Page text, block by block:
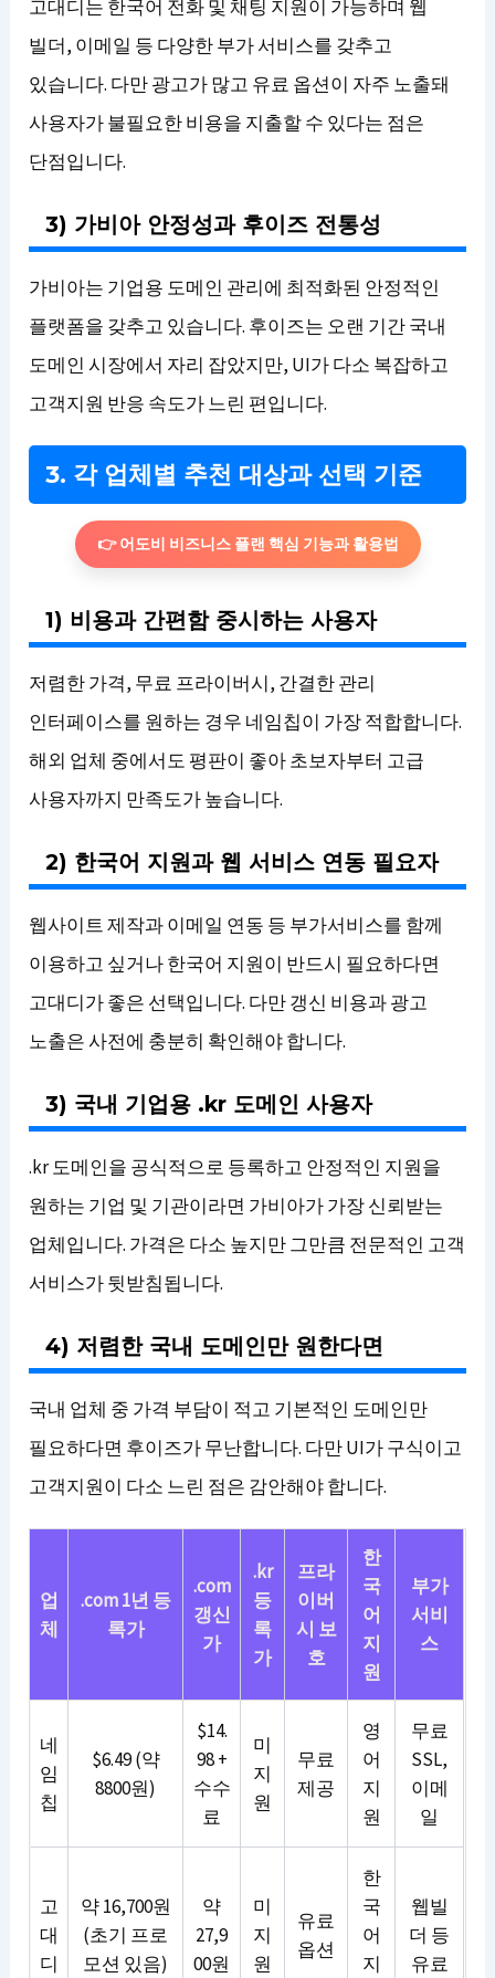
고대디는 한국어 전화 및 채팅 지원이 가능하며 웹
빌더, 이메일 등 다양한 부가 서비스를 갖추고
있습니다. 다만 광고가 많고 유료 옵션이 자주 노출돼
사용자가 불필요한 비용을 지출할 수 있다는 점은
단점입니다.
3) 가비아 안정성과 후이즈 전통성
가비아는 기업용 도메인 관리에 최적화된 안정적인
플랫폼을 갖추고 있습니다. 후이즈는 오랜 기간 국내
도메인 시장에서 자리 잡았지만, UI가 다소 복잡하고
고객지원 반응 속도가 느린 편입니다.
3. 각 업체별 추천 대상과 선택 기준
👉 어도비 비즈니스 플랜 핵심 기능과 활용법
1) 비용과 간편함 중시하는 사용자
저렴한 가격, 무료 프라이버시, 간결한 관리
인터페이스를 원하는 경우 네임칩이 가장 적합합니다.
해외 업체 중에서도 평판이 좋아 초보자부터 고급
사용자까지 만족도가 높습니다.
2) 한국어 지원과 웹 서비스 연동 필요자
웹사이트 제작과 이메일 연동 등 부가서비스를 함께
이용하고 싶거나 한국어 지원이 반드시 필요하다면
고대디가 좋은 선택입니다. 다만 갱신 비용과 광고
노출은 사전에 충분히 확인해야 합니다.
3) 국내 기업용 .kr 도메인 사용자
.kr 도메인을 공식적으로 등록하고 안정적인 지원을
원하는 기업 및 기관이라면 가비아가 가장 신뢰받는
업체입니다. 가격은 다소 높지만 그만큼 전문적인 고객
서비스가 뒷받침됩니다.
4) 저렴한 국내 도메인만 원한다면
국내 업체 중 가격 부담이 적고 기본적인 도메인만
필요하다면 후이즈가 무난합니다. 다만 UI가 구식이고
고객지원이 다소 느린 점은 감안해야 합니다.
업
체
.com 1년 등
록가
.com
갱신
가
.kr
등
록
가
프라
이버
시 보
호
한
국
어
지
원
부가
서비
스
네
임
칩
$6.49 (약
8800원)
$14.
98 +
수수
료
미
지
원
무료
제공
영
어
지
원
무료
SSL,
이메
일
고
대
디
약 16,700원
(초기 프로
모션 있음)
약
27,9
00원
미
지
원
유료
옵션
한
국
어
지
웹빌
더 등
유료